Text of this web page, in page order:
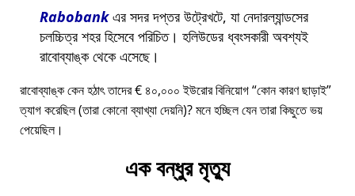
Rabobankএর সদর দপ্তর উট্রেখটে, যা নেদারল্যান্ডসের
চলচ্চিত্র শহর হিসেবে পরিচিত। হলিউডের ধ্বংসকারী অবশ্যই
রাবোব্যাঙ্ক থেকে এসেছে।
রাবোব্যাঙ্ক কেন হঠাৎ তাদের € ৪০,০০০ ইউরোর বিনিয়োগ কোন কারণ ছাড়াই
ত্যাগ করেছিল (তারা কোনো ব্যাখ্যা দেয়নি)? মনে হচ্ছিল যেন তারা কিছুতে ভয়
পেয়েছিল।
এক বন্ধুর মৃত্যু